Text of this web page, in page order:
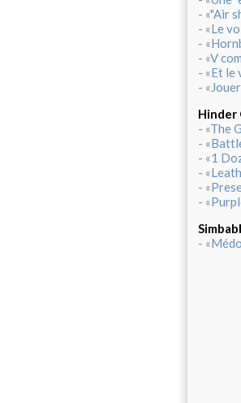
- «"Air
- «Le
- «
- «V
- «Et le
- «
- «The
- «
- «1
- «
- «
- «
- «